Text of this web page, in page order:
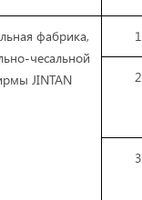
фабрика,
чесальной
JINTAN
1
2
3